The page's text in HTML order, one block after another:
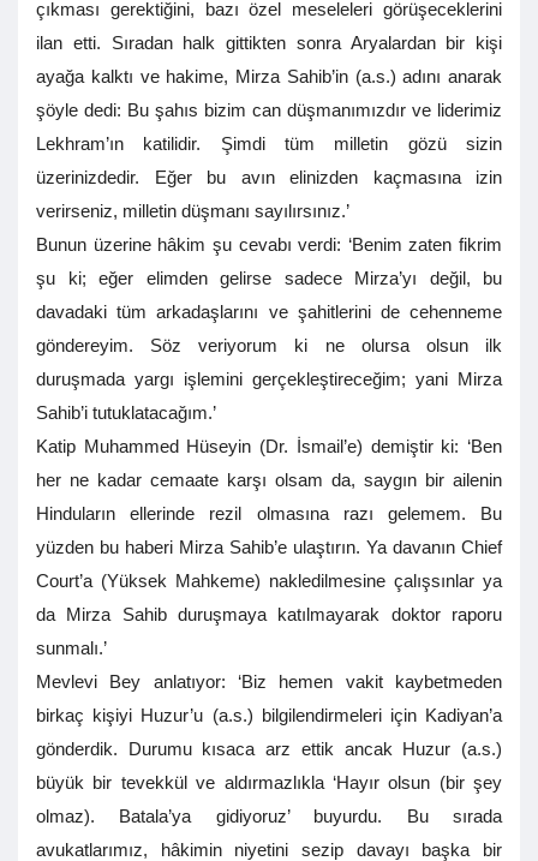
çıkması gerektiğini, bazı özel meseleleri görüşeceklerini
ilan etti. Sıradan halk gittikten sonra Aryalardan bir kişi
ayağa kalktı ve hakime, Mirza Sahib’in (a.s.) adını anarak
şöyle dedi: Bu şahıs bizim can düşmanımızdır ve liderimiz
Lekhram’ın katilidir. Şimdi tüm milletin gözü sizin
üzerinizdedir. Eğer bu avın elinizden kaçmasına izin
verirseniz, milletin düşmanı sayılırsınız.’
Bunun üzerine hâkim şu cevabı verdi: ‘Benim zaten fikrim
şu ki; eğer elimden gelirse sadece Mirza’yı değil, bu
davadaki tüm arkadaşlarını ve şahitlerini de cehenneme
göndereyim. Söz veriyorum ki ne olursa olsun ilk
duruşmada yargı işlemini gerçekleştireceğim; yani Mirza
Sahib’i tutuklatacağım.’
Katip Muhammed Hüseyin (Dr. İsmail’e) demiştir ki: ‘Ben
her ne kadar cemaate karşı olsam da, saygın bir ailenin
Hinduların ellerinde rezil olmasına razı gelemem. Bu
yüzden bu haberi Mirza Sahib’e ulaştırın. Ya davanın Chief
Court’a (Yüksek Mahkeme) nakledilmesine çalışsınlar ya
da Mirza Sahib duruşmaya katılmayarak doktor raporu
sunmalı.’
Mevlevi Bey anlatıyor: ‘Biz hemen vakit kaybetmeden
birkaç kişiyi Huzur’u (a.s.) bilgilendirmeleri için Kadiyan’a
gönderdik. Durumu kısaca arz ettik ancak Huzur (a.s.)
büyük bir tevekkül ve aldırmazlıkla ‘Hayır olsun (bir şey
olmaz). Batala’ya gidiyoruz’ buyurdu. Bu sırada
avukatlarımız, hâkimin niyetini sezip davayı başka bir